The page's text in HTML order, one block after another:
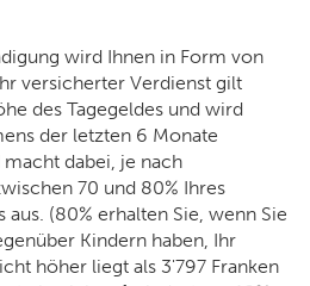
wird Ihnen in Form von
versicherter Verdienst gilt
des Tagegeldes und wird
der letzten 6 Monate
macht dabei, je nach
70 und 80% Ihres
(80% erhalten Sie, wenn Sie
Kindern haben, Ihr
höher liegt als 3'797 Franken